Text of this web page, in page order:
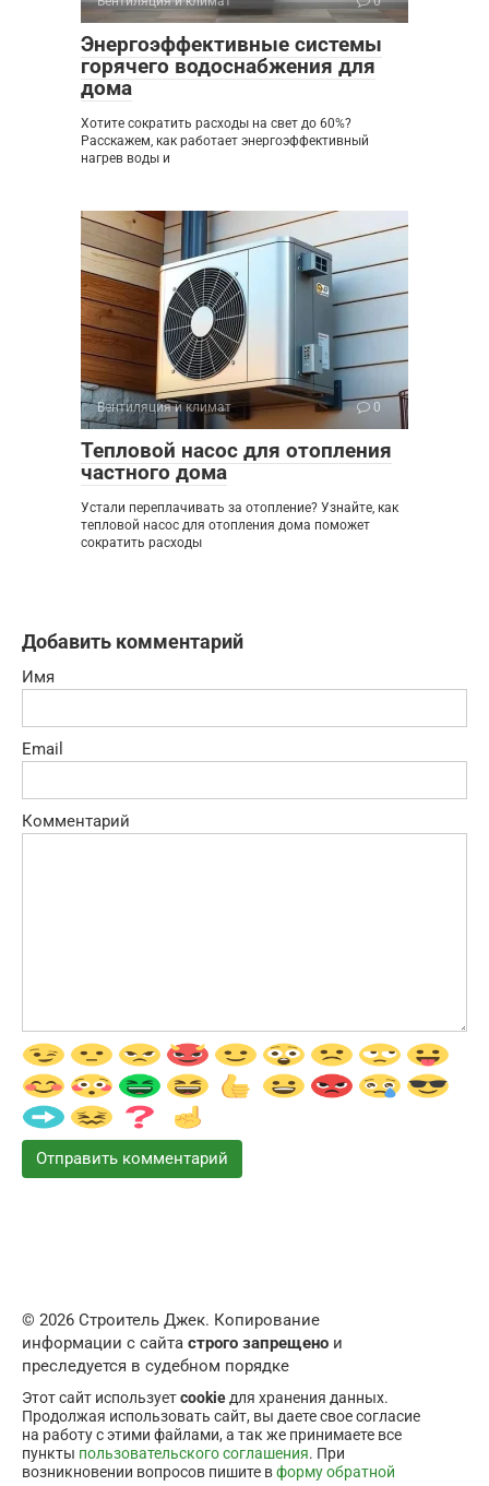
Энергоэффективные системы
горячего водоснабжения для
дома
Хотите сократить расходы на свет до 60%?
Расскажем, как работает энергоэффективный
нагрев воды и
Вентиляция и климат 0
Тепловой насос для отопления
частного дома
Устали переплачивать за отопление? Узнайте, как
тепловой насос для отопления дома поможет
сократить расходы
Добавить комментарий
Имя
Email
Комментарий
© 2026 Строитель Джек. Копирование
информации с сайта строго запрещено и
преследуется в судебном порядке
Этот сайт используетcookieдля хранения данных.
Продолжая использовать сайт, вы даете свое согласие
на работу с этими файлами, а так же принимаете все
пункты пользовательского соглашения. При
возникновении вопросов пишите вформу обратной